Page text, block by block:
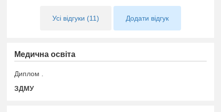
Усі відгуки (11) Додати відгук
Медична освіта
Диплом
ЗДМУ